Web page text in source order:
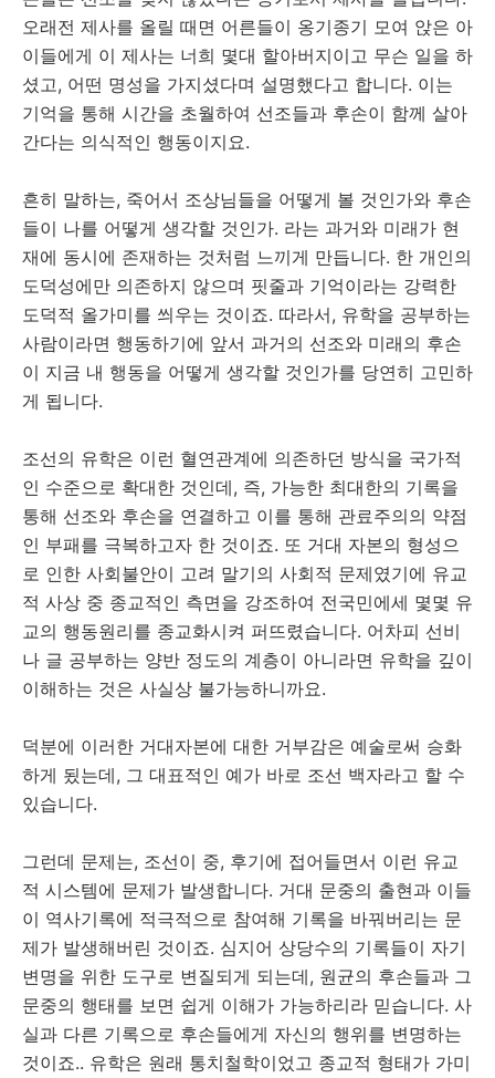
오래전 제사를 올릴 때면 어른들이 옹기종기 모여 앉은 아
이들에게 이 제사는 너희 몇대 할아버지이고 무슨 일을 하
셨고, 어떤 명성을 가지셨다며 설명했다고 합니다. 이는
기억을 통해 시간을 초월하여 선조들과 후손이 함께 살아
간다는 의식적인 행동이지요.
흔히 말하는, 죽어서 조상님들을 어떻게 볼 것인가와 후손
들이 나를 어떻게 생각할 것인가. 라는 과거와 미래가 현
재에 동시에 존재하는 것처럼 느끼게 만듭니다. 한 개인의
도덕성에만 의존하지 않으며 핏줄과 기억이라는 강력한
도덕적 올가미를 씌우는 것이죠. 따라서, 유학을 공부하는
사람이라면 행동하기에 앞서 과거의 선조와 미래의 후손
이 지금 내 행동을 어떻게 생각할 것인가를 당연히 고민하
게 됩니다.
조선의 유학은 이런 혈연관계에 의존하던 방식을 국가적
인 수준으로 확대한 것인데, 즉, 가능한 최대한의 기록을
통해 선조와 후손을 연결하고 이를 통해 관료주의의 약점
인 부패를 극복하고자 한 것이죠. 또 거대 자본의 형성으
로 인한 사회불안이 고려 말기의 사회적 문제였기에 유교
적 사상 중 종교적인 측면을 강조하여 전국민에세 몇몇 유
교의 행동원리를 종교화시켜 퍼뜨렸습니다. 어차피 선비
나 글 공부하는 양반 정도의 계층이 아니라면 유학을 깊이
이해하는 것은 사실상 불가능하니까요.
덕분에 이러한 거대자본에 대한 거부감은 예술로써 승화
하게 됬는데, 그 대표적인 예가 바로 조선 백자라고 할 수
있습니다.
그런데 문제는, 조선이 중, 후기에 접어들면서 이런 유교
적 시스템에 문제가 발생합니다. 거대 문중의 출현과 이들
이 역사기록에 적극적으로 참여해 기록을 바꿔버리는 문
제가 발생해버린 것이죠. 심지어 상당수의 기록들이 자기
변명을 위한 도구로 변질되게 되는데, 원균의 후손들과 그
문중의 행태를 보면 쉽게 이해가 가능하리라 믿습니다. 사
실과 다른 기록으로 후손들에게 자신의 행위를 변명하는
것이죠.. 유학은 원래 통치철학이었고 종교적 형태가 가미